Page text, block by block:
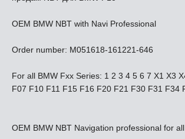
OEM BMW NBT with Navi Professional
Order number: M051618-161221-646
For all BMW Fxx Series: 1 2 3 4 5 6 7 X1 X3
F07 F10 F11 F15 F16 F20 F21 F30 F31 F34
OEM BMW NBT Navigation professional for